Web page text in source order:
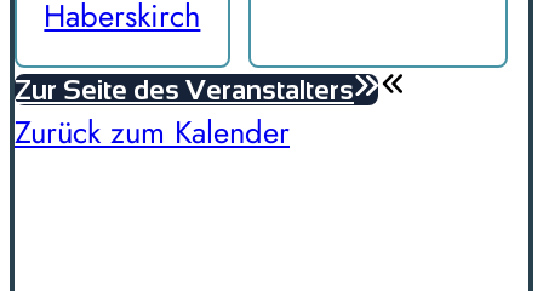
Haberskirch
Zur Seite des Veranstalters
Zurück zum Kalender